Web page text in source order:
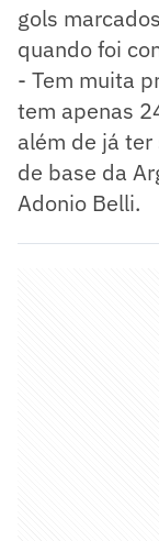
gols
quando foi
- Tem muita
tem apenas
além de já
de base da
Adonio Belli.